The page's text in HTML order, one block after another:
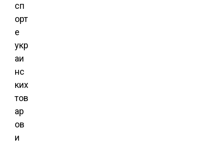
сп
орт
е
укр
аи
нс
ких
тов
ар
ов
и